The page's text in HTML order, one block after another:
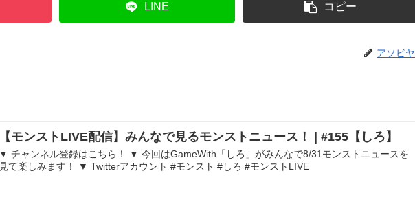
LINE コピー
アソビヤ
【モンストLIVE配信】みんなで見るモンストニュース！ | #155【しろ】
▼ チャンネル登録はこちら！ ▼ 今回はGameWith「しろ」がみんなで8/31モンストニュースを
見て楽しみます！ ▼ Twitterアカウント #モンスト #しろ #モンストLIVE